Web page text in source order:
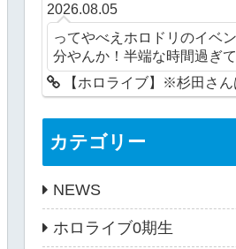
2026.08.05
ってやべえホロドリのイベ
分やんか！半端な時間過ぎて
【ホロライブ】※杉田さ
カテゴリー
NEWS
ホロライブ0期生